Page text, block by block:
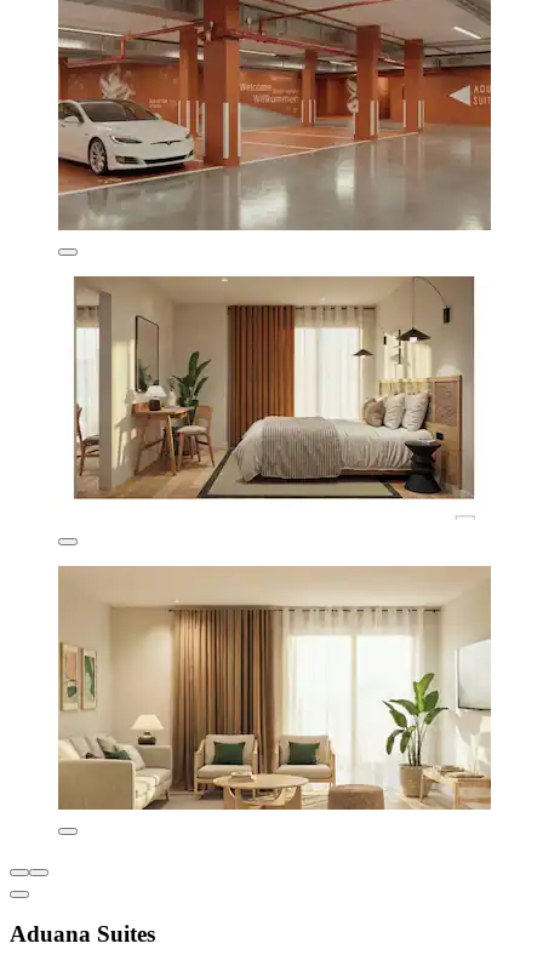
Aduana Suites